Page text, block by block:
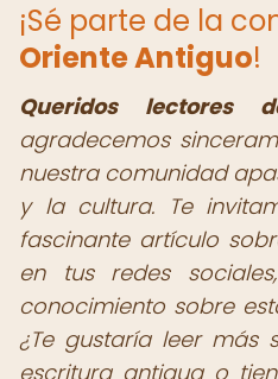
¡Sé parte de la
Oriente Antiguo!
Queridos lectores
agradecemos
nuestra comunidad
y la cultura. Te
fascinante artículo
en tus redes
conocimiento sobre
¿Te gustaría leer más
escritura antigua o